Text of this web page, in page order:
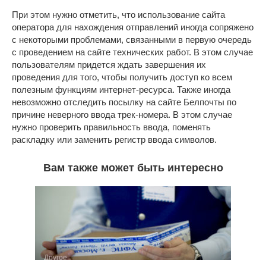
При этом нужно отметить, что использование сайта
оператора для нахождения отправлений иногда сопряжено
с некоторыми проблемами, связанными в первую очередь
с проведением на сайте технических работ. В этом случае
пользователям придется ждать завершения их
проведения для того, чтобы получить доступ ко всем
полезным функциям интернет-ресурса. Также иногда
невозможно отследить посылку на сайте Белпочты по
причине неверного ввода трек-номера. В этом случае
нужно проверить правильность ввода, поменять
раскладку или заменить регистр ввода символов.
Вам также может быть интересно
Другое